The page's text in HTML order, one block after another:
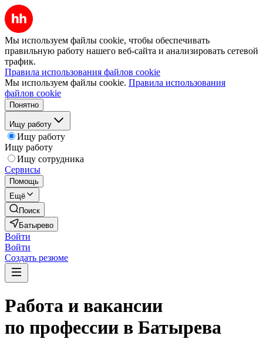
Мы используем файлы cookie, чтобы обеспечивать
правильную работу нашего веб-сайта и анализировать сетевой
трафик.
Правила использования файлов cookie
Мы используем файлы cookie. Правила использования
файлов cookie
Понятно
Ищу работу
Ищу работу
Ищу работу
Ищу сотрудника
Сервисы
Помощь
Ещё
Поиск
Батырево
Войти
Войти
Создать резюме
Работа и вакансии
по профессии в Батырева